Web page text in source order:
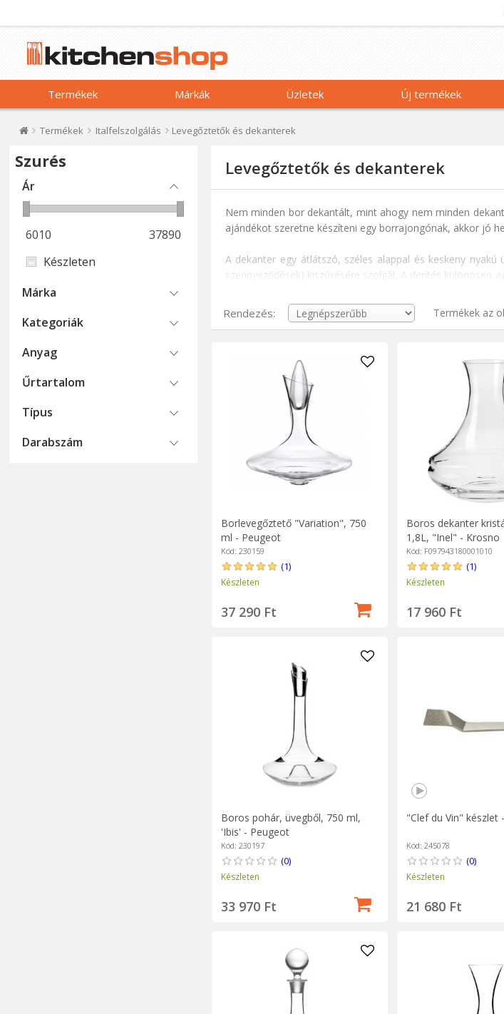
Termékek Márkák Üzletek Új termékek
Termékek Italfelszolgálás Levegőztetők és dekanterek
Szurés
Ár
6010
37890
Készleten
Márka
Kategoriák
Anyag
Űrtartalom
Típus
Darabszám
Levegőztetők és dekanterek
Nem minden bor dekantált, mint ahogy nem minden
ajándékot szeretne készíteni egy borrajongónak, akkor jó
A dekanter egy átlátszó, széles alappal és keskeny
szennyeződések) kiszűrésére szolgál. A derítés különösen
amely folyamat a szakemberek szerint serkenti a
likőrök, különösen a házi készítésűek, tartalmazhatnak
amelyek tökéletesen illeszkednek az ivópoharakhoz és
Rendezés: Termékek az
Borlevegőztető "Variation", 750
ml - Peugeot
Kód: 230159
(1)
Készleten
37 290 Ft
Boros dekanter
1,8L, "Inel" - Krosno
Kód: F097943180001010
(1)
Készleten
17 960 Ft
Boros pohár, üvegből, 750 ml,
'Ibis' - Peugeot
Kód: 230197
(0)
Készleten
33 970 Ft
"Clef du Vin" készlet
Kód: 245078
(0)
Készleten
21 680 Ft